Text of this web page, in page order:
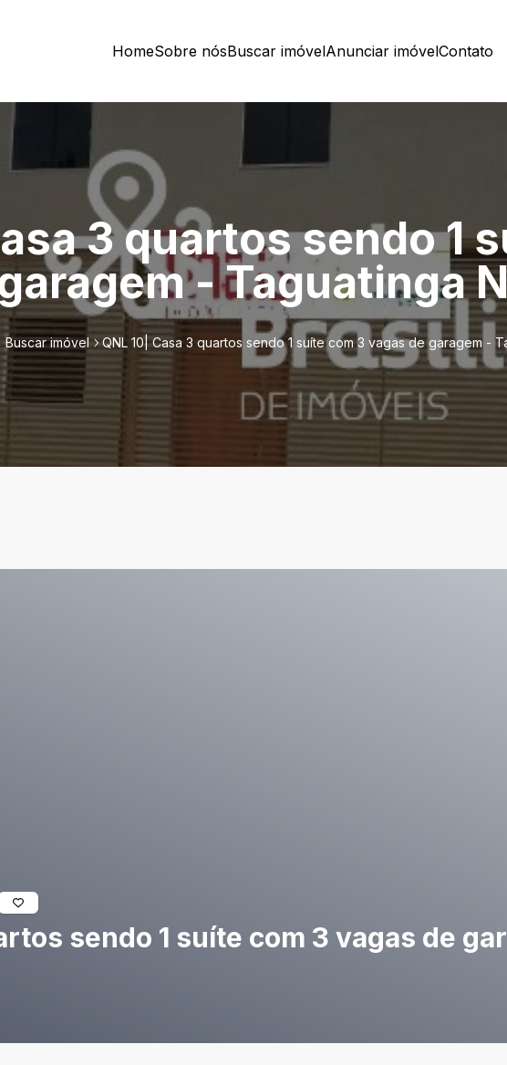
HomeSobre nósBuscar imóvelAnunciar imóvelContato
3 quartos sendo 1
- Taguatinga
Buscar imóvel QNL 10| Casa 3 quartos sendo 1 suíte com 3 vagas de garagem -
sendo 1 suíte com 3 vagas de